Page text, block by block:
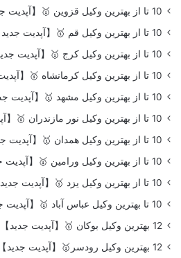
10 تا از بهترین وکیل قزوین 🥇【آپدیت جدید】⚖️
10 تا از بهترین وکیل قم 🥇【آپدیت جدید】
10 تا از بهترین وکیل کرج 🥇【آپدیت جدید】⚖️
10 تا از بهترین وکیل کرمانشاه 🥇【آپدیت جدید】
10 تا از بهترین وکیل مشهد 🥇【آپدیت جدید】⚖️
10 تا از بهترین وکیل نور مازندران 🥇【آپدیت جدید】
10 تا از بهترین وکیل همدان 🥇【آپدیت جدید】
10 تا از بهترین وکیل ورامین 🥇【آپدیت جدید】
10 تا از بهترین وکیل یزد 🥇【آپدیت جدید】
10 تا بهترین وکیل عباس آباد 🥇【آپدیت جدید】⚖️
12 بهترین وکیل بوکان 🥇【آپدیت جدید】⚖️
12 بهترین وکیل رودسر🥇【آپدیت جدید】⚖️